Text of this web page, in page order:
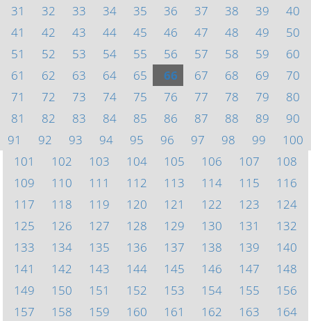
31
32 33 34 35 36 37 38 39
40
41
42 43 44 45 46 47 48 49
50
51
52 53 54 55 56 57 58 59
60
61
62 63 64 65 66 67 68 69
70
71
72 73 74 75 76 77 78 79
80
81
82 83 84 85 86 87 88 89
90
91
92 93 94 95 96 97 98 99
100
101
102 103 104 105 106 107
108
109
110 111 112 113 114 115
116
117
118 119 120 121 122 123
124
125
126 127 128 129 130 131
132
133
134 135 136 137 138 139
140
141
142 143 144 145 146 147
148
149
150 151 152 153 154 155
156
157
158 159 160 161 162 163
164